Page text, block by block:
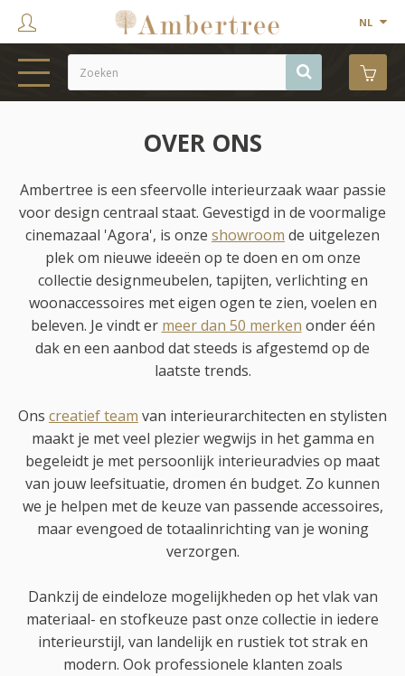
NL
SHOWROOM
PROJECTEN
MERKEN
OVER ONS
CONTACT
OVER ONS
Ambertree is een sfeervolle interieurzaak waar passie
voor design centraal staat. Gevestigd in de voormalige
cinemazaal 'Agora', is onze showroom de uitgelezen
plek om nieuwe ideeën op te doen en om onze
collectie designmeubelen, tapijten, verlichting en
woonaccessoires met eigen ogen te zien, voelen en
beleven. Je vindt er meer dan 50 merken onder één
dak en een aanbod dat steeds is afgestemd op de
laatste trends.
Ons creatief team van interieurarchitecten en stylisten
maakt je met veel plezier wegwijs in het gamma en
begeleidt je met persoonlijk interieuradvies op maat
van jouw leefsituatie, dromen én budget. Zo kunnen
we je helpen met de keuze van passende accessoires,
maar evengoed de totaalinrichting van je woning
verzorgen.
Dankzij de eindeloze mogelijkheden op het vlak van
materiaal- en stofkeuze past onze collectie in iedere
interieurstijl, van landelijk en rustiek tot strak en
modern. Ook professionele klanten zoals